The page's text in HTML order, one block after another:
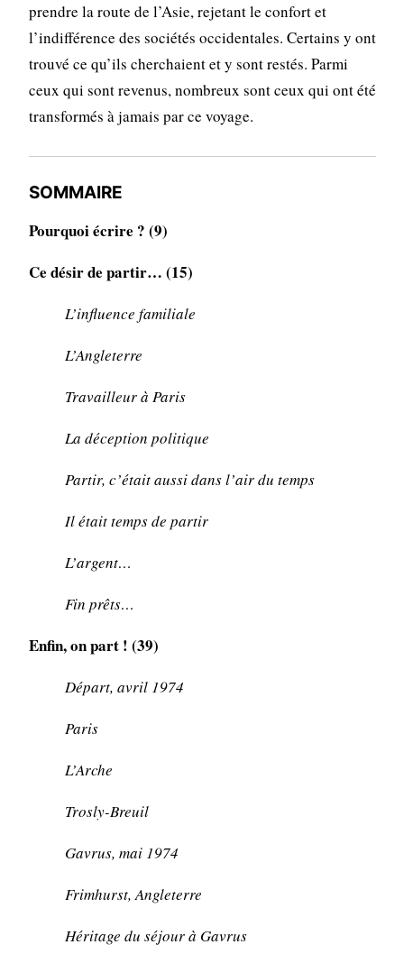
prendre la route de l’Asie, rejetant le confort et
l’indifférence des sociétés occidentales. Certains y ont
trouvé ce qu’ils cherchaient et y sont restés. Parmi
ceux qui sont revenus, nombreux sont ceux qui ont été
transformés à jamais par ce voyage.
SOMMAIRE
Pourquoi écrire ? (9)
Ce désir de partir… (15)
L’influence familiale
L’Angleterre
Travailleur à Paris
La déception politique
Partir, c’était aussi dans l’air du temps
Il était temps de partir
L’argent…
Fin prêts…
Enfin, on part ! (39)
Départ, avril 1974
Paris
L’Arche
Trosly-Breuil
Gavrus, mai 1974
Frimhurst, Angleterre
Héritage du séjour à Gavrus